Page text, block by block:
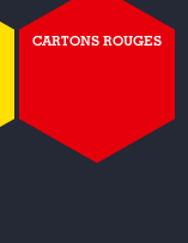
CARTONS ROUGES